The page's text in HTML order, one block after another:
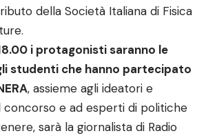
della Società Italiana di Fisica
i protagonisti saranno le
studenti che hanno partecipato
, assieme agli ideatori e
concorso e ad esperti di politiche
sarà la giornalista di Radio